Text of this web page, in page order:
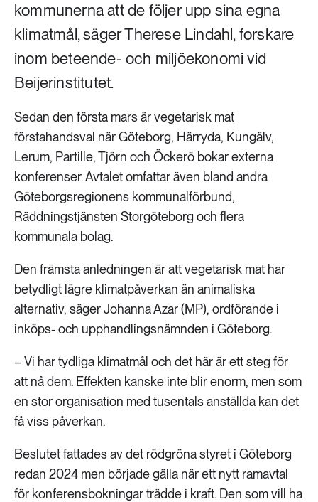
kommunerna att de följer upp sina egna
klimatmål, säger Therese Lindahl, forskare
inom beteende- och miljöekonomi vid
Beijerinstitutet.
Sedan den första mars är vegetarisk mat
förstahandsval när Göteborg, Härryda, Kungälv,
Lerum, Partille, Tjörn och Öckerö bokar externa
konferenser. Avtalet omfattar även bland andra
Göteborgsregionens kommunalförbund,
Räddningstjänsten Storgöteborg och flera
kommunala bolag.
Den främsta anledningen är att vegetarisk mat har
betydligt lägre klimatpåverkan än animaliska
alternativ, säger Johanna Azar (MP), ordförande i
inköps- och upphandlingsnämnden i Göteborg.
– Vi har tydliga klimatmål och det här är ett steg för
att nå dem. Effekten kanske inte blir enorm, men som
en stor organisation med tusentals anställda kan det
få viss påverkan.
Beslutet fattades av det rödgröna styret i Göteborg
redan 2024 men började gälla när ett nytt ramavtal
för konferensbokningar trädde i kraft. Den som vill ha